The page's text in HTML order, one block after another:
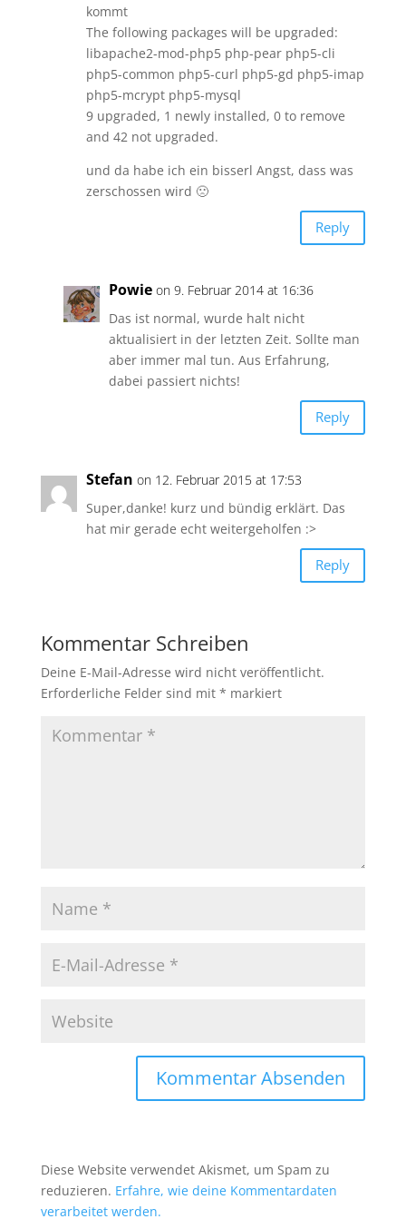
kommt
The following packages will be upgraded:
libapache2-mod-php5 php-pear php5-cli
php5-common php5-curl php5-gd php5-imap
php5-mcrypt php5-mysql
9 upgraded, 1 newly installed, 0 to remove
and 42 not upgraded.
und da habe ich ein bisserl Angst, dass was
zerschossen wird 🙁
Reply
Powie on 9. Februar 2014 at 16:36
Das ist normal, wurde halt nicht
aktualisiert in der letzten Zeit. Sollte man
aber immer mal tun. Aus Erfahrung,
dabei passiert nichts!
Reply
Stefan on 12. Februar 2015 at 17:53
Super,danke! kurz und bündig erklärt. Das
hat mir gerade echt weitergeholfen :>
Reply
Kommentar Schreiben
Deine E-Mail-Adresse wird nicht veröffentlicht.
Erforderliche Felder sind mit * markiert
Diese Website verwendet Akismet, um Spam zu
reduzieren. Erfahre, wie deine Kommentardaten
verarbeitet werden.